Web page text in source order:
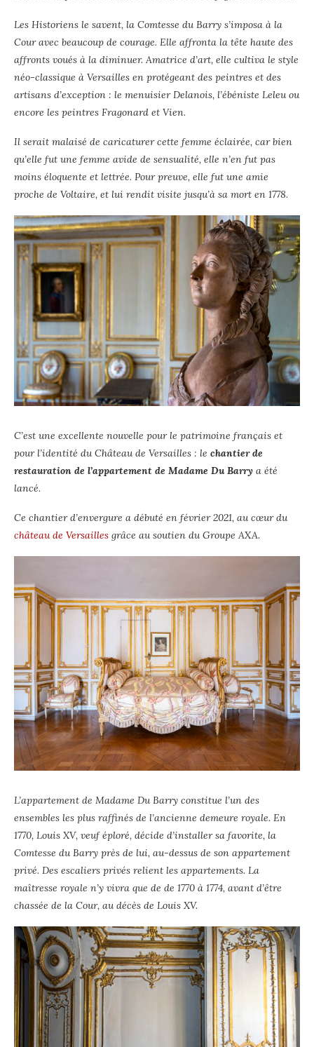
Les Historiens le savent, la Comtesse du Barry s’imposa à la
Cour avec beaucoup de courage. Elle affronta la tête haute des
affronts voués à la diminuer. Amatrice d’art, elle cultiva le style
néo-classique à Versailles en protégeant des peintres et des
artisans d’exception : le menuisier Delanois, l’ébéniste Leleu ou
encore les peintres Fragonard et Vien.
Il serait malaisé de caricaturer cette femme éclairée, car bien
qu’elle fut une femme avide de sensualité, elle n’en fut pas
moins éloquente et lettrée. Pour preuve, elle fut une amie
proche de Voltaire, et lui rendit visite jusqu’à sa mort en 1778.
C’est une excellente nouvelle pour le patrimoine français et
pour l’identité du Château de Versailles : le chantier de
restauration de l’appartement de Madame Du Barry a été
lancé.
Ce chantier d’envergure a débuté en février 2021, au cœur du
château de Versailles grâce au soutien du Groupe AXA.
L’appartement de Madame Du Barry constitue l’un des
ensembles les plus raffinés de l’ancienne demeure royale. En
1770, Louis XV, veuf éploré, décide d’installer sa favorite, la
Comtesse du Barry près de lui, au-dessus de son appartement
privé. Des escaliers privés relient les appartements. La
maîtresse royale n’y vivra que de de 1770 à 1774, avant d’être
chassée de la Cour, au décès de Louis XV.